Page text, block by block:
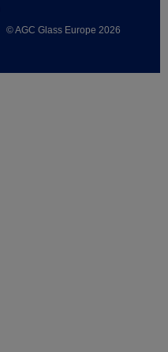
© AGC Glass Europe 2026